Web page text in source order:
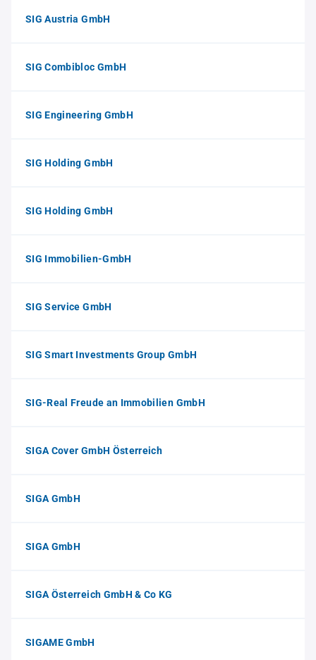
SIG Austria GmbH
SIG Combibloc GmbH
SIG Engineering GmbH
SIG Holding GmbH
SIG Holding GmbH
SIG Immobilien-GmbH
SIG Service GmbH
SIG Smart Investments Group GmbH
SIG-Real Freude an Immobilien GmbH
SIGA Cover GmbH Österreich
SIGA GmbH
SIGA GmbH
SIGA Österreich GmbH & Co KG
SIGAME GmbH